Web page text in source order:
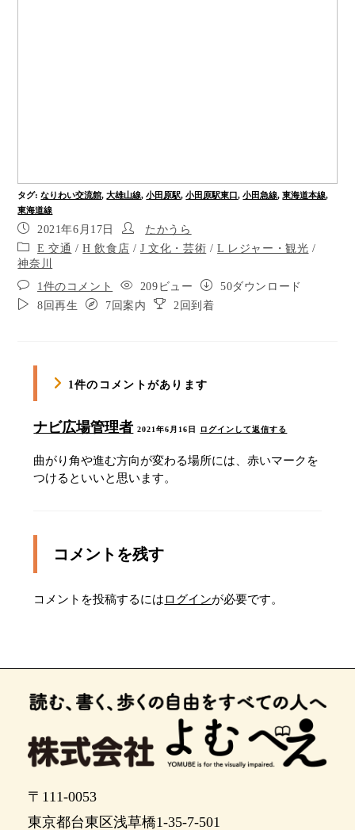
横断歩道を渡りました。点字ブロックに沿ってお
ポイント12
信号のあるおよそ5メートルの横断歩道を渡りま
す。
す。右へ向かずに直進します。
進です。
右側に緑町のバス停があります。通過します。
信号のないおよそ5メートルの横断歩道を10時の方
意します。
を渡ります。
横断歩道を渡りました。点字ブロックが終わりま
す。直進します。
タグ:なりわい交流館, 大雄山線, 小田原駅, 小田原駅東口, 小田急線, 東海道本線,
東海道線
2021年6月17日
たかうら
E 交通 /H 飲食店 /J 文化・芸術 /L レジャー・観光 /
神奈川
1件のコメント
209ビュー
50ダウンロード
8回再生
7回案内 2回到着
1件のコメントがあります
ナビ広場管理者 2021年6月16日 ログインして返信する
曲がり角や進む方向が変わる場所には、赤いマークを
つけるといいと思います。
コメントを残す
コメントを投稿するにはログインが必要です。
〒111-0053
東京都台東区浅草橋1-35-7-501